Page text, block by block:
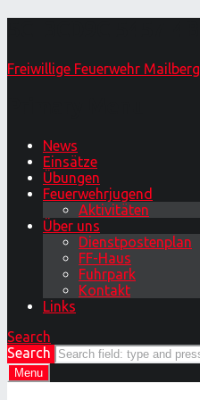
Freiwillige Feuerwehr Mailberg
News
Einsätze
Übungen
Feuerwehrjugend
Aktivitäten
Über uns
Dienstpostenplan
FF-Haus
Fuhrpark
Kontakt
Links
Search
Search
Menu